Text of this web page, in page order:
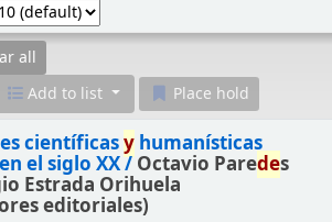
all
Add to list Place hold
científicasyhumanísticas
el siglo XX /Octavio Paredes
Estrada Orihuela
editoriales)